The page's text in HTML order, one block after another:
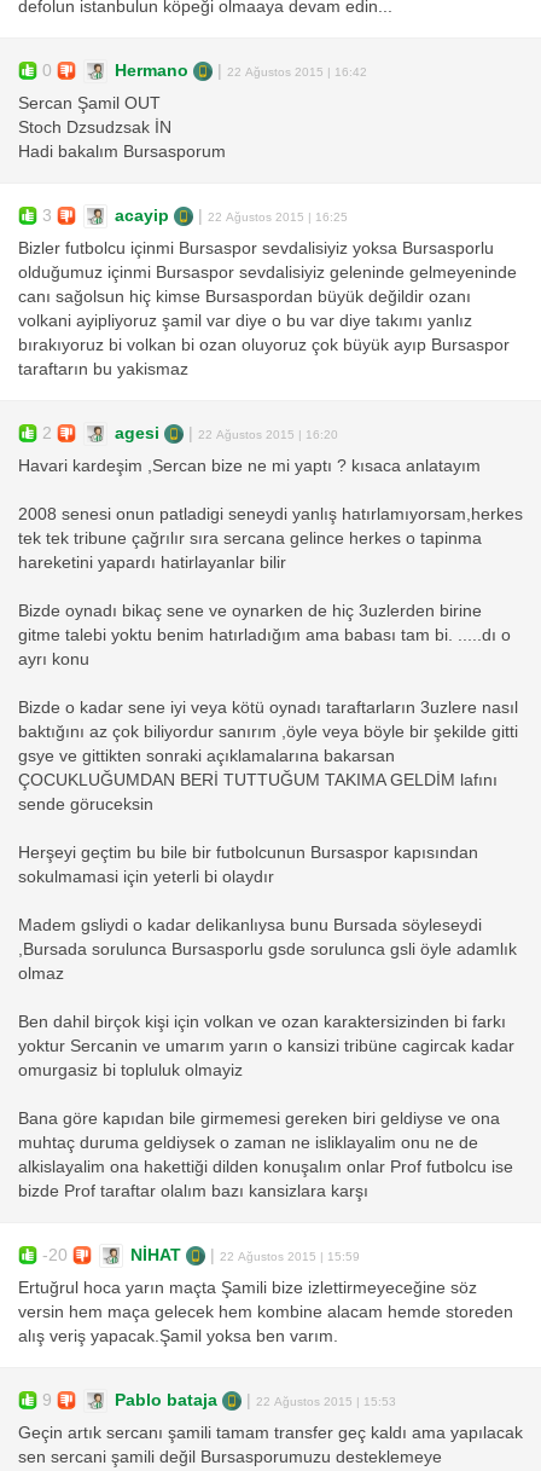
defolun istanbulun köpeği olmaaya devam edin...
0 Hermano 22 Ağustos 2015 | 16:42
Sercan Şamil OUT
Stoch Dzsudzsak İN
Hadi bakalım Bursasporum
3 acayip 22 Ağustos 2015 | 16:25
Bizler futbolcu içinmi Bursaspor sevdalisiyiz yoksa Bursasporlu
olduğumuz içinmi Bursaspor sevdalisiyiz geleninde gelmeyeninde
canı sağolsun hiç kimse Bursaspordan büyük değildir ozanı
volkani ayipliyoruz şamil var diye o bu var diye takımı yanlız
bırakıyoruz bi volkan bi ozan oluyoruz çok büyük ayıp Bursaspor
taraftarın bu yakismaz
2 agesi 22 Ağustos 2015 | 16:20
Havari kardeşim ,Sercan bize ne mi yaptı ? kısaca anlatayım
2008 senesi onun patladigi seneydi yanlış hatırlamıyorsam,herkes
tek tek tribune çağrılır sıra sercana gelince herkes o tapinma
hareketini yapardı hatirlayanlar bilir
Bizde oynadı bikaç sene ve oynarken de hiç 3uzlerden birine
gitme talebi yoktu benim hatırladığım ama babası tam bi. .....dı o
ayrı konu
Bizde o kadar sene iyi veya kötü oynadı taraftarların 3uzlere nasıl
baktığını az çok biliyordur sanırım ,öyle veya böyle bir şekilde gitti
gsye ve gittikten sonraki açıklamalarına bakarsan
ÇOCUKLUĞUMDAN BERİ TUTTUĞUM TAKIMA GELDİM lafını
sende göruceksin
Herşeyi geçtim bu bile bir futbolcunun Bursaspor kapısından
sokulmamasi için yeterli bi olaydır
Madem gsliydi o kadar delikanlıysa bunu Bursada söyleseydi
,Bursada sorulunca Bursasporlu gsde sorulunca gsli öyle adamlık
olmaz
Ben dahil birçok kişi için volkan ve ozan karaktersizinden bi farkı
yoktur Sercanin ve umarım yarın o kansizi tribüne cagircak kadar
omurgasiz bi topluluk olmayiz
Bana göre kapıdan bile girmemesi gereken biri geldiyse ve ona
muhtaç duruma geldiysek o zaman ne isliklayalim onu ne de
alkislayalim ona hakettiği dilden konuşalım onlar Prof futbolcu ise
bizde Prof taraftar olalım bazı kansizlara karşı
-20 NİHAT 22 Ağustos 2015 | 15:59
Ertuğrul hoca yarın maçta Şamili bize izlettirmeyeceğine söz
versin hem maça gelecek hem kombine alacam hemde storeden
alış veriş yapacak.Şamil yoksa ben varım.
9 Pablo bataja 22 Ağustos 2015 | 15:53
Geçin artık sercanı şamili tamam transfer geç kaldı ama yapılacak
sen sercani şamili değil Bursasporumuzu desteklemeye